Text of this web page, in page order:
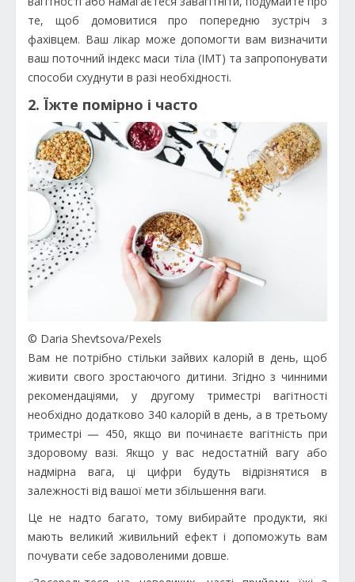
те, щоб домовитися про попередню зустріч з
фахівцем. Ваш лікар може допомогти вам визначити
ваш поточний індекс маси тіла (ІМТ) та запропонувати
способи схуднути в разі необхідності.
2. Їжте помірно і часто
© Daria Shevtsova/Рexels
Вам не потрібно стільки зайвих калорій в день, щоб
живити свого зростаючого дитини. Згідно з чинними
рекомендаціями, у другому триместрі вагітності
необхідно додатково 340 калорій в день, а в третьому
триместрі — 450, якщо ви починаєте вагітність при
здоровому вазі. Якщо у вас недостатній вагу або
надмірна вага, ці цифри будуть відрізнятися в
залежності від вашої мети збільшення ваги.
Це не надто багато, тому вибирайте продукти, які
мають великий живильний ефект і допоможуть вам
почувати себе задоволеними довше.